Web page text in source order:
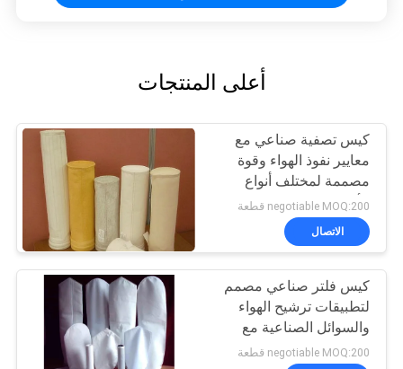
أعلى المنتجات
كيس تصفية صناعي مع
معايير نفوذ الهواء وقوة
مصممة لمختلف أنواع
الأقمشة واحتياجات العملاء
negotiable MOQ:200 قطعة
الاتصال
كيس فلتر صناعي مصمم
لتطبيقات ترشيح الهواء
والسوائل الصناعية مع
خيارات قوة وياقة قابلة
negotiable MOQ:200 قطعة